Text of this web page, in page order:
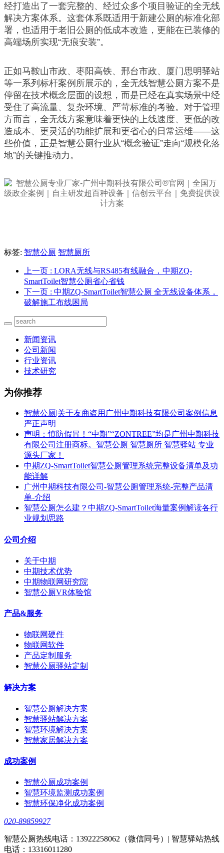
经打造出了一套完整的、经过众多个项目验证的全无线
解决方案体系。这套体系既适用于新建公厕的标准化部
署，也适用于老旧公厕的低成本改造，更能在已装修的
高端场所实现“无痕安装”。
正如马鞍山市政、枣阳高铁、邢台市政、厦门思明驿站
等一系列标杆案例所展示的，全无线智慧公厕方案不是
停留在技术概念层面的设想，而是已经在真实场景中经
受住了高流量、复杂环境、严苛标准的考验。对于管理
方而言，全无线方案意味着更快的上线速度、更低的改
造成本、更灵活的功能扩展和更省心的日常运维——这
些价值，正是智慧公厕行业从“概念验证”走向“规模化落
地”的关键推动力。
标签: 智慧公厕 智慧厕所
上一页 : LORA无线与RS485有线融合，中期ZQ-
SmartToilet智慧公厕省心省钱
下一页 : 中期ZQ-SmartToilet智慧公厕 全无线设备体系，
破解施工布线困局
新闻资讯
公司新闻
行业资讯
技术研究
为你推荐
智慧公厕|关于友商盗用广州中期科技有限公司案例信息
严正声明
声明：慎防假冒！“中期”“ZONTREE”均是广州中期科技
有限公司注册商标。智慧公厕 智慧厕所 智慧驿站 专业
源头厂家！
中期ZQ-SmartToilet智慧公厕管理系统完整设备清单及功
能详解
广州中期科技有限公司-智慧公厕管理系统-完整产品清
单-介绍
智慧公厕怎么建？中期ZQ-SmartToilet海量案例解读各行
业规划思路
公司介绍
关于中期
中期技术优势
中期物联网研究院
智慧公厕VR体验馆
产品&服务
物联网硬件
物联网软件
产品定制服务
智慧公厕驿站定制
解决方案
智慧公厕解决方案
智慧驿站解决方案
智慧环境解决方案
智慧家居解决方案
成功案例
智慧公厕成功案例
智慧环境监测成功案例
智慧环保净化成功案例
020-89859927
智慧公厕热线电话：13922258062（微信同号）| 智慧驿站热线
电话：13316011280